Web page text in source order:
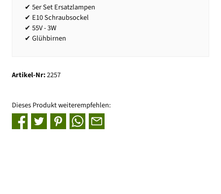
✔ 5er Set Ersatzlampen
✔ E10 Schraubsockel
✔ 55V - 3W
✔ Glühbirnen
Artikel-Nr:2257
Dieses Produkt weiterempfehlen: